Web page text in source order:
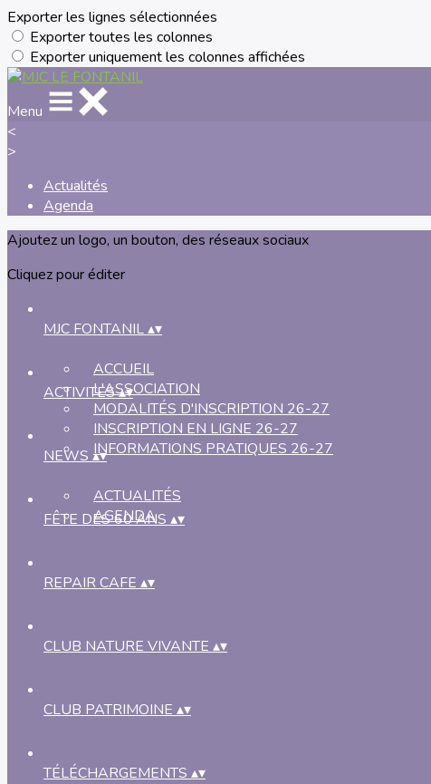
Exporter les lignes sélectionnées
Exporter toutes les colonnes
Exporter uniquement les colonnes affichées
Menu
<
>
Actualités
Agenda
Ajoutez un logo, un bouton, des réseaux sociaux
Cliquez pour éditer
MJC FONTANIL▴▾
ACCUEIL
L'ASSOCIATION
MODALITÉS D'INSCRIPTION 26-27
INSCRIPTION EN LIGNE 26-27
INFORMATIONS PRATIQUES 26-27
ACTIVITES▴▾
NEWS ▴▾
ACTUALITÉS
AGENDA
FÊTE DES 60 ANS ▴▾
REPAIR CAFE ▴▾
CLUB NATURE VIVANTE ▴▾
CLUB PATRIMOINE ▴▾
TÉLÉCHARGEMENTS ▴▾